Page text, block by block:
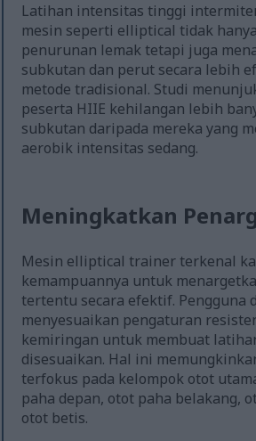
Latihan intensitas tinggi
mesin seperti elliptical tidak
penurunan lemak tetapi juga
subkutan dan perut secara lebih
metode tradisional. Studi
peserta HIIE kehilangan lebih
subkutan daripada mereka yang
aerobik intensitas sedang.
Meningkatkan
Mesin elliptical trainer terkenal
kemampuannya untuk
tertentu secara efektif. Pengguna
menyesuaikan pengaturan
kemiringan untuk membuat
disesuaikan. Hal ini
terfokus pada kelompok otot
paha depan, otot paha belakang,
otot betis.